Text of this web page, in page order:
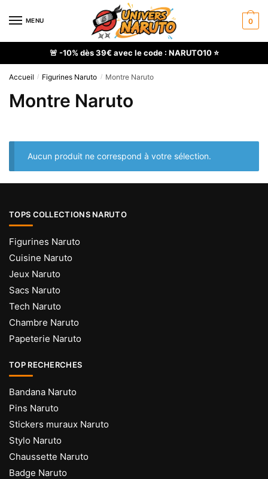
MENU 0
🚨 -10% dès 39€ avec le code : NARUTO10 ⭐
Accueil / Figurines Naruto / Montre Naruto
Montre Naruto
Aucun produit ne correspond à votre sélection.
TOPS COLLECTIONS NARUTO
Figurines Naruto
Cuisine Naruto
Jeux Naruto
Sacs Naruto
Tech Naruto
Chambre Naruto
Papeterie Naruto
TOP RECHERCHES
Bandana Naruto
Pins Naruto
Stickers muraux Naruto
Stylo Naruto
Chaussette Naruto
Badge Naruto